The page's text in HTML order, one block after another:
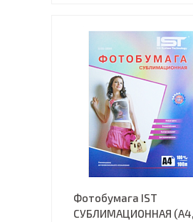
Фотобумага IST
СУБЛИМАЦИОННАЯ